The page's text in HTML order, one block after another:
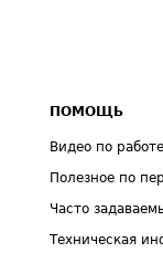
ПОМОЩЬ
Видео по
Полезное по
Часто
Техническая